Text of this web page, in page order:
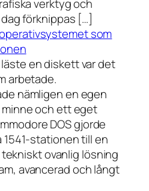
verktyg och
förknippas […]
som
en diskett var det
arbetade.
nämligen en egen
och ett eget
DOS gjorde
stationen till en
ovanlig lösning
avancerad och långt